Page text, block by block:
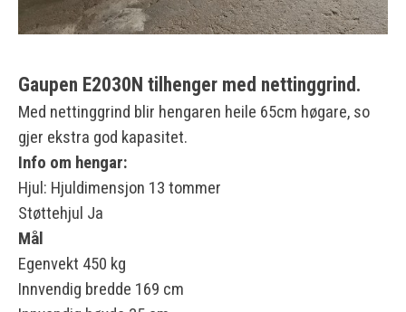
Gaupen E2030N tilhenger med nettinggrind.
Med nettinggrind blir hengaren heile 65cm høgare, so
gjer ekstra god kapasitet.
Info om hengar:
Hjul: Hjuldimensjon 13 tommer
Støttehjul Ja
Mål
Egenvekt 450 kg
Innvendig bredde 169 cm